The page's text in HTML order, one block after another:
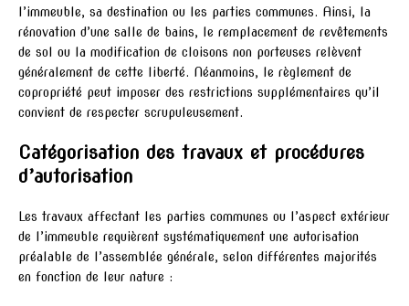
l’immeuble, sa destination ou les parties communes. Ainsi, la
rénovation d’une salle de bains, le remplacement de revêtements
de sol ou la modification de cloisons non porteuses relèvent
généralement de cette liberté. Néanmoins, le règlement de
copropriété peut imposer des restrictions supplémentaires qu’il
convient de respecter scrupuleusement.
Catégorisation des travaux et procédures
d’autorisation
Les travaux affectant les parties communes ou l’aspect extérieur
de l’immeuble requièrent systématiquement une autorisation
préalable de l’assemblée générale, selon différentes majorités
en fonction de leur nature :